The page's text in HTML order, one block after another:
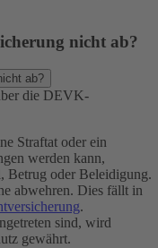
nicht ab?
ab?
die DEVK-
Straftat oder ein
werden kann,
Betrug oder Beleidigung.
abwehren. Dies fällt in
.
sind, wird
gewährt.